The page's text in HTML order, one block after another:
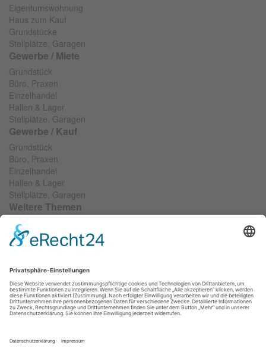
Eigentumswohnung
Haus zum Kauf
Grundstücke
Stellplätze, Garagen
Gewerbe / Miete
Grundstück
Büro, Praxen
Einzelhandel
Hallen & Lager
Stellplätze, Garagen
Gewerbe / Kauf
Grundstück
Büro, Praxen
Einzelhandel
Hallen & Lager
Stellplätze, Garagen
Weitere Themen
Wir suchen...
Objekt anbieten
Objektfinanzierung
RIS SOCIAL